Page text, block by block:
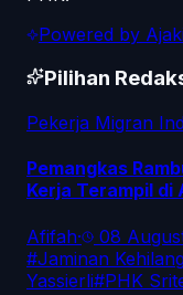
Powered by
Pilihan
Pekerja Migran
Pemangkas
Kerja Terampil di
Afifah·
08
#Jaminan
Yassierli#PHK